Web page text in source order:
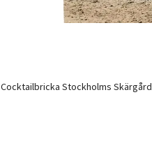
Cocktailbricka Stockholms Skärgård